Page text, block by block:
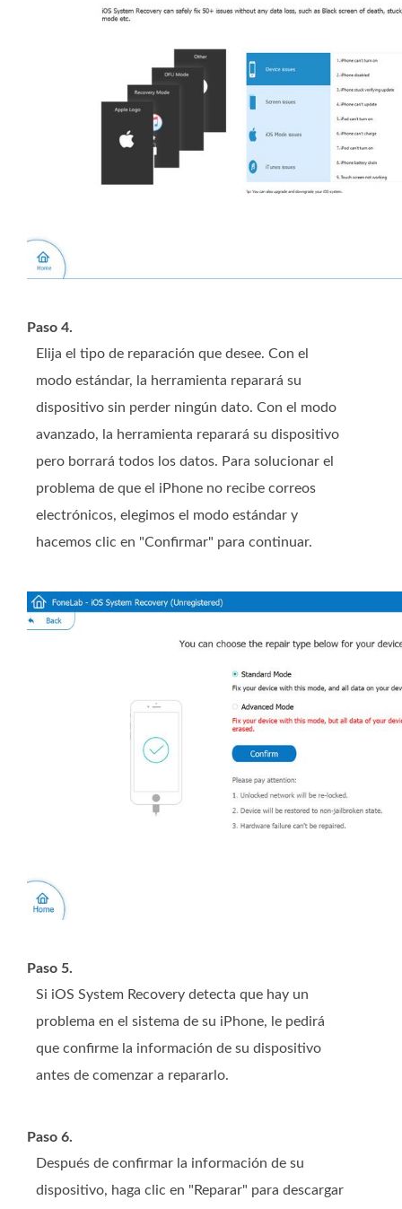
Paso 4.
Elija el tipo de reparación que desee. Con el
modo estándar, la herramienta reparará su
dispositivo sin perder ningún dato. Con el modo
avanzado, la herramienta reparará su dispositivo
pero borrará todos los datos. Para solucionar el
problema de que el iPhone no recibe correos
electrónicos, elegimos el modo estándar y
hacemos clic en "Confirmar" para continuar.
Paso 5.
Si iOS System Recovery detecta que hay un
problema en el sistema de su iPhone, le pedirá
que confirme la información de su dispositivo
antes de comenzar a repararlo.
Paso 6.
Después de confirmar la información de su
dispositivo, haga clic en "Reparar" para descargar